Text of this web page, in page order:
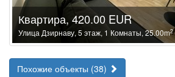
Квартира, 420.00 EUR
Улица Дзирнаву, 5 этаж, 1 Комнаты, 25.00m2
Похожие объекты (38)